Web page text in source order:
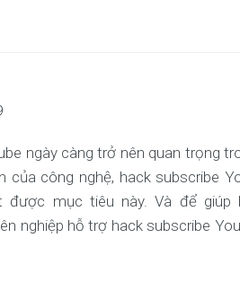
ngày càng trở nên quan trọng
của công nghệ, hack subscribe
mục tiêu này. Và để giúp
nghiệp hỗ trợ hack subscribe